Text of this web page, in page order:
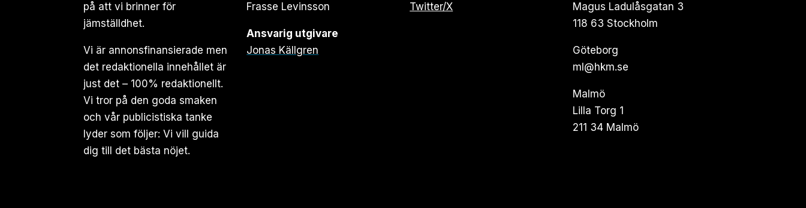
på att vi brinner för
jämställdhet.
Vi är annonsfinansierade men
det redaktionella innehållet är
just det – 100% redaktionellt.
Vi tror på den goda smaken
och vår publicistiska tanke
lyder som följer: Vi vill guida
dig till det bästa nöjet.
Frasse Levinsson
Ansvarig utgivare
Jonas Källgren
Twitter/X
Magus Ladulåsgatan 3
118 63 Stockholm
Göteborg
ml@hkm.se
Malmö
Lilla Torg 1
211 34 Malmö